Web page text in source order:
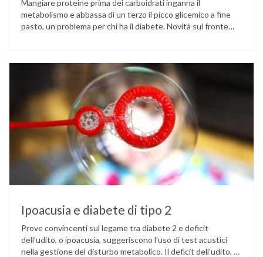
Mangiare proteine prima dei carboidrati inganna il
metabolismo e abbassa di un terzo il picco glicemico a fine
pasto, un problema per chi ha il diabete. Novità sul fronte
come ingannare il metabolismo ed evitare che gli zuccheri …
Ipoacusia e diabete di tipo 2
Prove convincenti sul legame tra diabete 2 e deficit
dell’udito, o ipoacusia, suggeriscono l’uso di test acustici
nella gestione del disturbo metabolico. Il deficit dell’udito, o